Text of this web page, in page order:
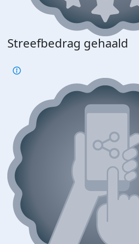
Streefbedrag gehaald